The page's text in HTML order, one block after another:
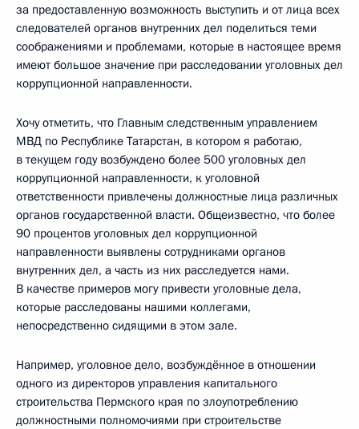
за предоставленную возможность выступить и от лица всех
следователей органов внутренних дел поделиться теми
соображениями и проблемами, которые в настоящее время
имеют большое значение при расследовании уголовных дел
коррупционной направленности.
Хочу отметить, что Главным следственным управлением
МВД по Республике Татарстан, в котором я работаю,
в текущем году возбуждено более 500 уголовных дел
коррупционной направленности, к уголовной
ответственности привлечены должностные лица различных
органов государственной власти. Общеизвестно, что более
90 процентов уголовных дел коррупционной
направленности выявлены сотрудниками органов
внутренних дел, а часть из них расследуется нами.
В качестве примеров могу привести уголовные дела,
которые расследованы нашими коллегами,
непосредственно сидящими в этом зале.
Например, уголовное дело, возбуждённое в отношении
одного из директоров управления капитального
строительства Пермского края по злоупотреблению
должностными полномочиями при строительстве